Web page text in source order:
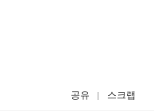
공유 스크랩